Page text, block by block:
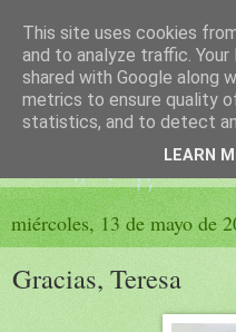
El sueño de
PÁGINA LITERARIA DE
miércoles, 13 de mayo de
Gracias, Teresa
This site uses cookies
and to analyze traffic.
shared with Google along
metrics to ensure quality
statistics, and to detect
LEARN